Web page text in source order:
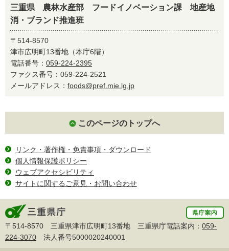
三重県 農林水産部 フードイノベーション課 地産地
消・ブランド推進班
〒514-8570
津市広明町13番地（本庁6階）
電話番号： 059-224-2395
ファクス番号：059-224-2521
メールアドレス： foods@pref.mie.lg.jp
このページのトップへ
リンク・著作権・免責事項・ダウンロード
個人情報保護ポリシー
ウェブアクセシビリティ
サイトに関するご意見・お問い合わせ
〒514-8570 三重県津市広明町13番地 三重県庁電話案内： 059-
224-3070 法人番号5000020240001